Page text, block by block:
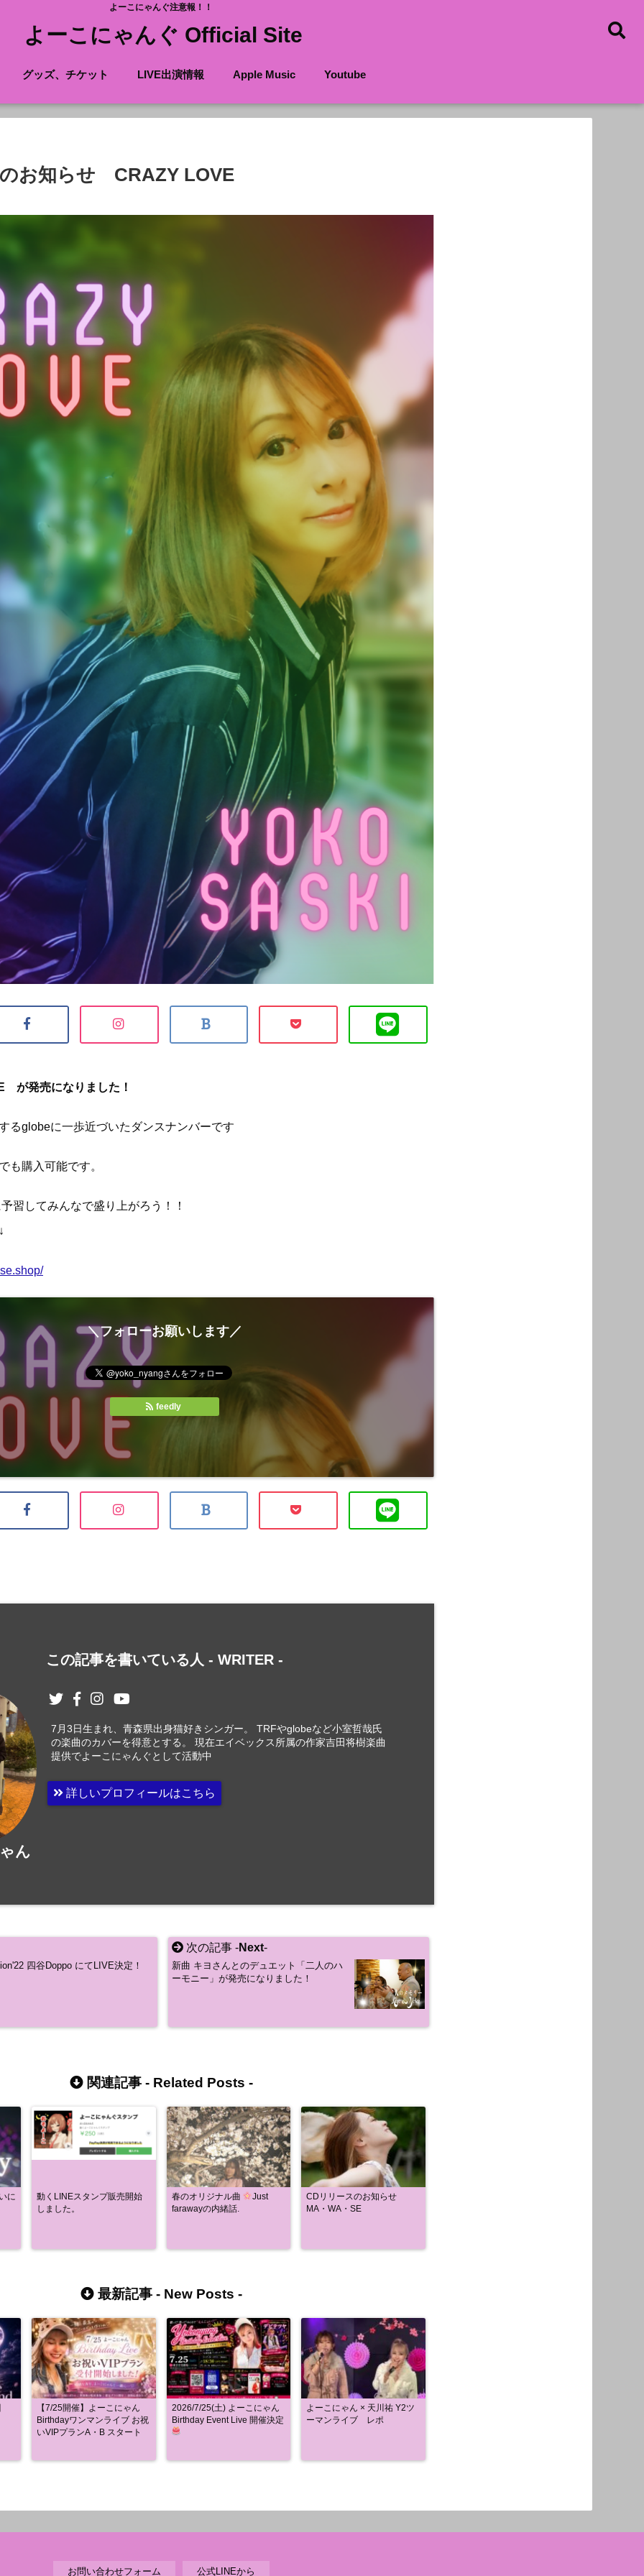
よーこにゃんぐ注意報！！
よーこにゃんぐ Official Site
グッズ、チケット LIVE出演情報 Apple Music Youtube
お知らせ CRAZY LOVE
が発売になりました！
るglobeに一歩近づいたダンスナンバーです
も購入可能です。
習してみんなで盛り上がろう！！
＼フォローお願いします／
feedly
この記事を書いている人 - WRITER -
ん
7月3日生まれ、青森県出身猫好きシンガー。 TRFやglobeなど小室哲哉氏
の楽曲のカバーを得意とする。 現在エイベックス所属の作家吉田将樹楽曲
提供でよーこにゃんぐとして活動中
詳しいプロフィールはこちら
四谷Doppo にてLIVE決定！
次の記事 -Next-
新曲 キヨさんとのデュエット「二人のハ
ーモニー」が発売になりました！
関連記事 - Related Posts -
に
動くLINEスタンプ販売開始
しました。
春のオリジナル曲
Just
farawayの内緒話.
CDリリースのお知らせ
MA・WA・SE
最新記事 - New Posts -
【7/25開催】よーこにゃん
Birthdayワンマンライブ お祝
いVIPプランA・B スタート
2026/7/25(土) よーこにゃん
Birthday Event Live 開催決定
よーこにゃん × 天川祐 Y2ツ
ーマンライブ レポ
お問い合わせフォーム 公式LINEから